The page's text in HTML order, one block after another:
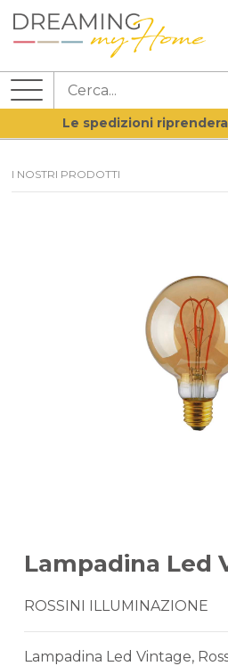
Le spedizioni
I NOSTRI PRODOTTI
Lampadina Led
ROSSINI ILLUMINAZIONE
Lampadina Led Vintage,